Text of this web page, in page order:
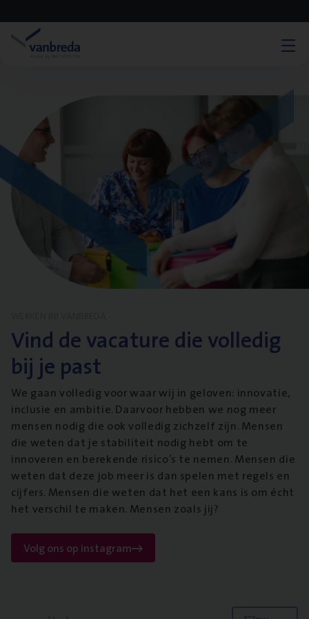
Vind de vacature die volledig
bij je past
We gaan volledig voor waar wij in geloven: innovatie,
inclusie en ambitie. Daarvoor hebben we nog meer
mensen nodig die ook volledig zichzelf zijn. Mensen
die weten dat je stabiliteit nodig hebt om te
innoveren en berekende risico’s te nemen. Mensen die
weten dat deze job meer is dan spelen met regels en
cijfers. Mensen die weten dat het een kans is om écht
het verschil te maken. Mensen zoals jij?
Volg ons op instagram